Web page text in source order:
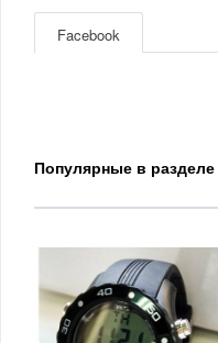
Facebook
Популярные в разделе